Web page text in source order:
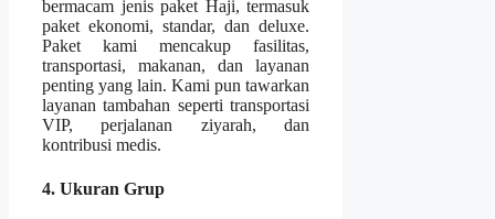
bermacam jenis paket Haji, termasuk
paket ekonomi, standar, dan deluxe.
Paket kami mencakup fasilitas,
transportasi, makanan, dan layanan
penting yang lain. Kami pun tawarkan
layanan tambahan seperti transportasi
VIP, perjalanan ziyarah, dan
kontribusi medis.
4. Ukuran Grup